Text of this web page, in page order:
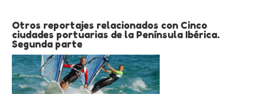
Otros reportajes relacionados con Cinco
ciudades portuarias de la Península Ibérica.
Segunda parte